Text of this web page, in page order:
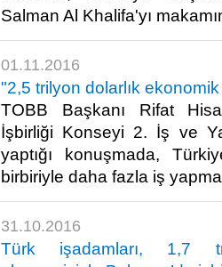
Salman Al Khalifa'yı
01.11.2016
"2,5 trilyon dolarlık
TOBB Başkanı Rifat
İşbirliği Konseyi 2. İş ve
yaptığı konuşmada,
birbiriyle daha fazla iş
31.10.2016
Türk işadamları, 1,7